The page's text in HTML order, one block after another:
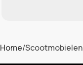
Home Scootmobielen